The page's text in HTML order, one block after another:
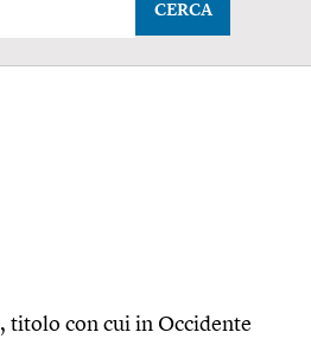
CERCA
, titolo con cui in Occidente